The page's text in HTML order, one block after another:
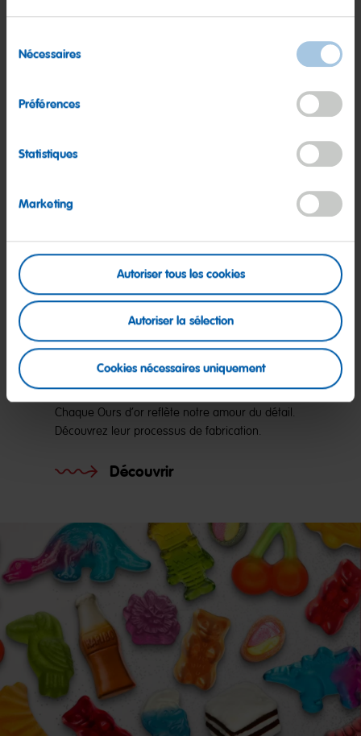
duNécessaires
Préférences
Statistiques
Marketing
Autoriser tous les cookies
Autoriser la sélection
Cookies nécessaires uniquement
La production : variété de
couleurs et de saveurs
Chaque Ours d’or reflète notre amour du détail.
Découvrez leur processus de fabrication.
Découvrir